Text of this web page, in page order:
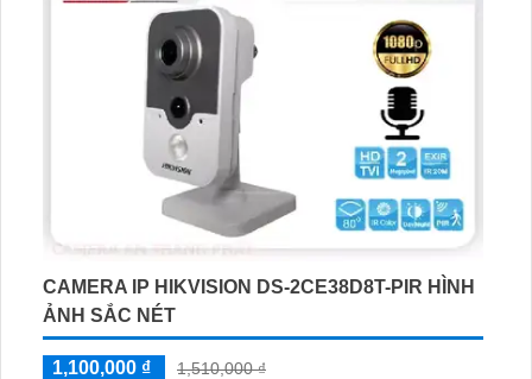
CAMERA IP HIKVISION DS-2CE38D8T-PIR HÌNH
ẢNH SẮC NÉT
1,100,000 ₫
1,510,000 ₫